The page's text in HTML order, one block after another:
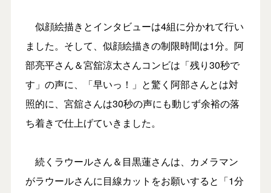
似顔絵描きとインタビューは4組に分かれて行い
ました。そして、似顔絵描きの制限時間は1分。阿
部亮平さん＆宮舘涼太さんコンビは「残り30秒で
す」の声に、「早いっ！」と驚く阿部さんとは対
照的に、宮舘さんは30秒の声にも動じず余裕の落
ち着きで仕上げていきました。
続くラウールさん＆目黒蓮さんは、カメラマン
がラウールさんに目線カットをお願いすると「1分